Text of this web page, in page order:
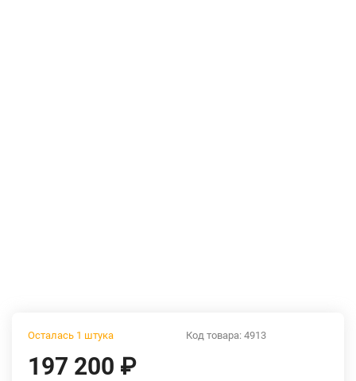
Код товара: 4913
Осталась 1 штука
197 200 ₽